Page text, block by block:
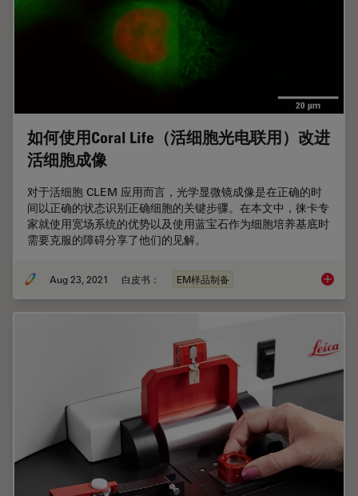
如何使用Coral Life（活细胞光电联用）改进
活细胞成像
对于活细胞 CLEM 应用而言，光学显微镜成像是在正确的时
间以正确的状态识别正确细胞的关键步骤。在本文中，徕卡专
家就使用宽场系统的优势以及使用蓝宝石作为细胞培养基底时
需要克服的障碍分享了他们的见解。
Aug 23, 2021 白皮书： EM样品制备 如何使